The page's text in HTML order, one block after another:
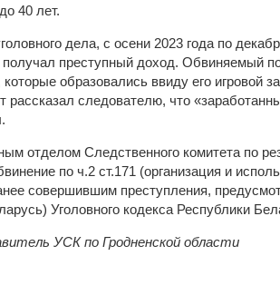
40 лет.
дела, с осени 2023 года по
получал преступный доход. Обвиняемый
образовались ввиду его игровой
рассказал следователю, что
отделом Следственного комитета по
по ч.2 ст.171 (организация и
совершившим преступления,
Уголовного кодекса Республики
УСК по Гродненской области